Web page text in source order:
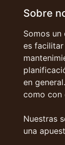
Sobre
Somos
es
en
como con
Nuestras
una